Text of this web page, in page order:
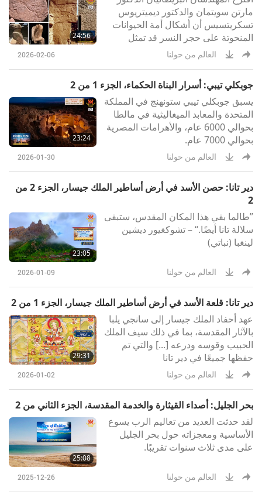
24:56
مارتن سويتمان والدكتور ديميتريوس
تسكريتسيس أن أشكال أمة الحيوانات
المنحوتة على حجر النسر قد تمثل
كوكبات نجمية، مما يشكل خريطة رمزية
2026-02-06 العالم من حولنا
جوبكلي تيبي: أسرار البناة الحكماء، الجزء 1 من 2
23:24
يسبق جوبكلي تيبي ستونهنج في المملكة
المتحدة والمعابد الميغاليثية في مالطا
بحوالي 6000 عام، والأهرامات المصرية
بحوالي 7000 عام.
2026-01-30 العالم من حولنا
دير تانا: حصن الأسد في أرض أساطير الملك جيسار، الجزء 2 من
2
23:05
”طالما بقي هذا المكان المقدس، ستبقى
سلالة تانا أيضًا.“ – تشوكغيور ديشين
لينغبا (نباتي)
2026-01-09 العالم من حولنا
دير تانا: قلعة الأسد في أرض أساطير الملك جيسار، الجزء 1 من 2
29:31
عهد أحفاد الملك جيسار إلى سانجي يلبا
بالآثار المقدسة، بما في ذلك سيف الملك
الحبيب وقوسه ودرعه [...] والتي تم
حفظها جميعًا في دير تانا
2026-01-02 العالم من حولنا
بحر الجليل: أصداء القيثارة والخدمة المقدسة، الجزء الثاني من 2
25:08
لقد حدثت العديد من تعاليم الرب يسوع
الأساسية ومعجزاته حول بحر الجليل
على مدى ثلاث سنوات تقريبًا.
2025-12-26 العالم من حولنا